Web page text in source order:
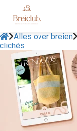
Alles over breien
clichés